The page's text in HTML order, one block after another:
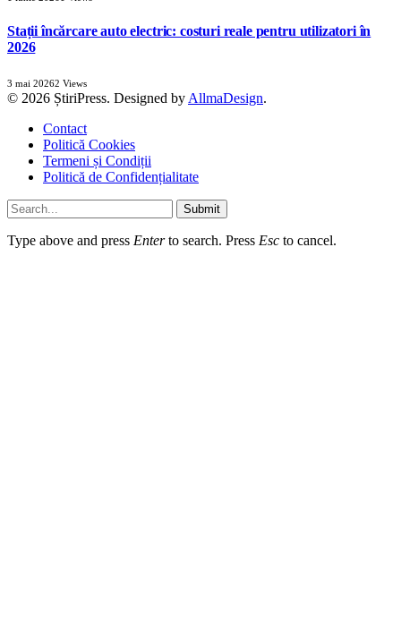
Stații încărcare auto electric: costuri reale pentru utilizatori în
2026
3 mai 20262 Views
© 2026 ȘtiriPress. Designed by AllmaDesign.
Contact
Politică Cookies
Termeni și Condiții
Politică de Confidențialitate
Submit
Type above and press Enterto search. Press Esc to cancel.